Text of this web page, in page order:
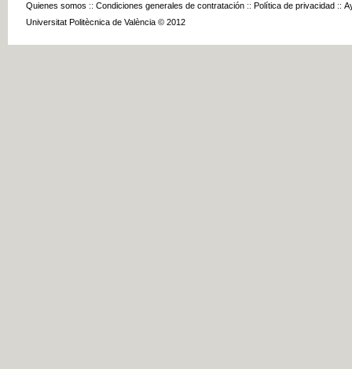
Quienes somos :: Condiciones generales de contratación :: Política de privacidad ::
Universitat Politècnica de València © 2012